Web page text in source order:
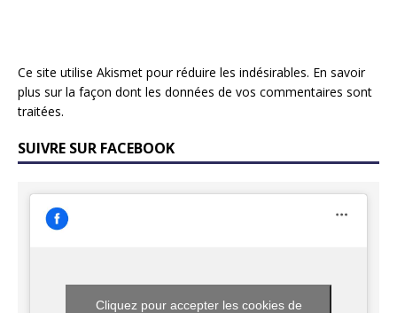
Ce site utilise Akismet pour réduire les indésirables. En savoir
plus sur la façon dont les données de vos commentaires sont
traitées.
SUIVRE SUR FACEBOOK
Cliquez pour accepter les cookies de